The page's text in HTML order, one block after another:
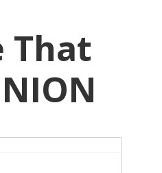
That